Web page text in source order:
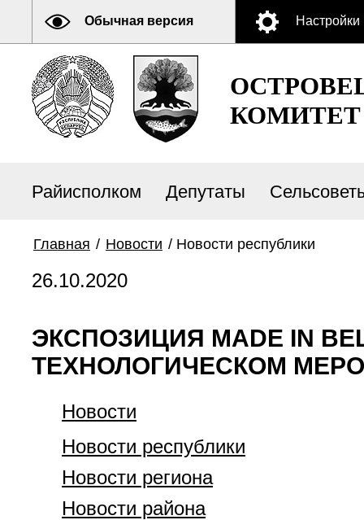
Обычная версия Настройки
КОМИТЕТ
Райисполком Депутаты
Главная / Новости / Новости республики
26.10.2020
ЭКСПОЗИЦИЯ MADE IN
ТЕХНОЛОГИЧЕСКОМ
Новости
Новости республики
Новости региона
Новости района